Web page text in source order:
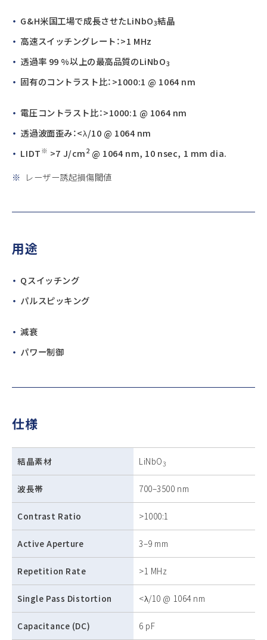
G&H米国工場で成長させたLiNbO3結晶
高速スイッチングレート：>1 MHz
透過率 99 %以上の最高品質のLiNbO3
固有のコントラスト比：>1000:1 @ 1064 nm
電圧コントラスト比：>1000:1 @ 1064 nm
透過波面歪み：<λ/10 @ 1064 nm
LIDT※ >7 J/cm2 @ 1064 nm, 10 nsec, 1 mm dia.
※ レーザー誘起損傷閾値
用途
Qスイッチング
パルスピッキング
減衰
パワー制御
仕様
結晶素材 LiNbO3
波長帯 700–3500 nm
Contrast Ratio >1000:1
Active Aperture 3–9 mm
Repetition Rate >1 MHz
Single Pass Distortion <λ/10 @ 1064 nm
Capacitance (DC) 6 pF